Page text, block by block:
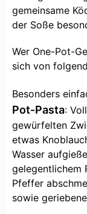
gemeinsame
der Soße
Wer One-Pot-
sich von
Besonders
Pot-Pasta:
gewürfelten
etwas
Wasser
gelegentlichem
Pfeffer
sowie